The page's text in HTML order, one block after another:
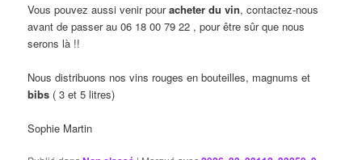
Vous pouvez aussi venir pouracheter du vin, contactez-nous
avant de passer au 06 18 00 79 22 , pour être sûr que nous
serons là !!
Nous distribuons nos vins rouges en bouteilles, magnums et
bibs ( 3 et 5 litres)
Sophie Martin